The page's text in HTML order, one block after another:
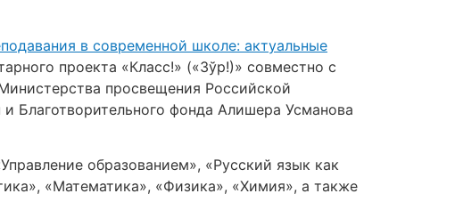
в современной школе: актуальные
проекта «Класс!» («Зўр!)» совместно с
просвещения Российской
Благотворительного фонда Алишера Усманова
образованием», «Русский язык как
«Математика», «Физика», «Химия», а также